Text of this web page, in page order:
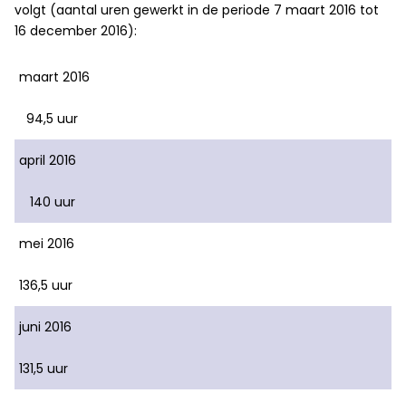
volgt (aantal uren gewerkt in de periode 7 maart 2016 tot
16 december 2016):
maart 2016
94,5 uur
april 2016
140 uur
mei 2016
136,5 uur
juni 2016
131,5 uur